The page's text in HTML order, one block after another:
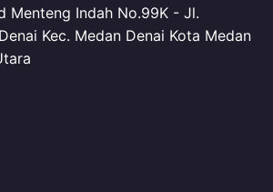
Menteng Indah No.99K - Jl.
Kec. Medan Denai Kota Medan